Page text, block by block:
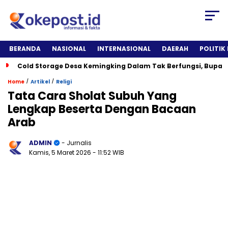
BERANDA NASIONAL INTERNASIONAL DAERAH
POLITIK
Cold Storage Desa Kemingking Dalam Tak Berfungsi,
Home / Artikel / Religi
Tata Cara Sholat Subuh Yang
Lengkap Beserta Dengan Bacaan
Arab
ADMIN
- Jurnalis
Kamis, 5 Maret 2026 - 11:52 WIB